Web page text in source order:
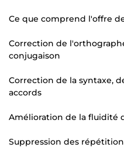
Ce que comprend l'offre
Correction de
conjugaison
Correction de la syntaxe,
accords
Amélioration de la fluidité
Suppression des